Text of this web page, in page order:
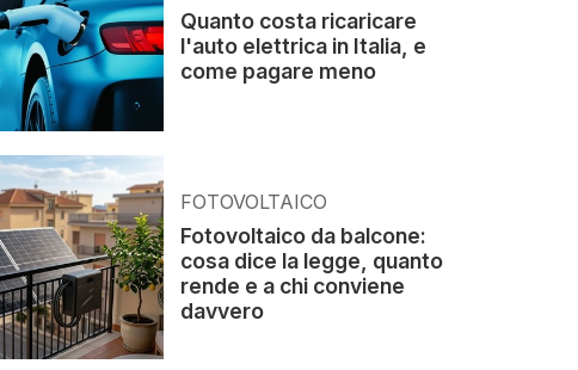
Quanto costa ricaricare
l'auto elettrica in Italia, e
come pagare meno
FOTOVOLTAICO
Fotovoltaico da balcone:
cosa dice la legge, quanto
rende e a chi conviene
davvero